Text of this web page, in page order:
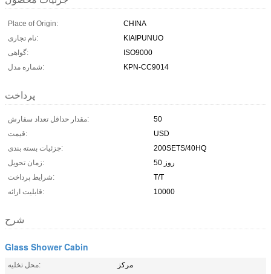
Place of Origin:
CHINA
نام تجاری:
KIAIPUNUO
گواهی:
ISO9000
شماره مدل:
KPN-CC9014
پرداخت
مقدار حداقل تعداد سفارش:
50
قیمت:
USD
جزئیات بسته بندی:
200SETS/40HQ
زمان تحویل:
50 روز
شرایط پرداخت:
T/T
قابلیت ارائه:
10000
شرح
Glass Shower Cabin
محل تخلیه:
مرکز